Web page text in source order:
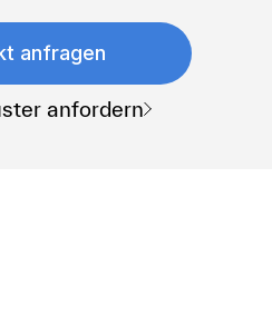
anfragen
anfordern